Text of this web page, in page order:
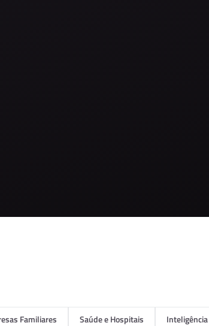
Familiares Saúde e Hospitais